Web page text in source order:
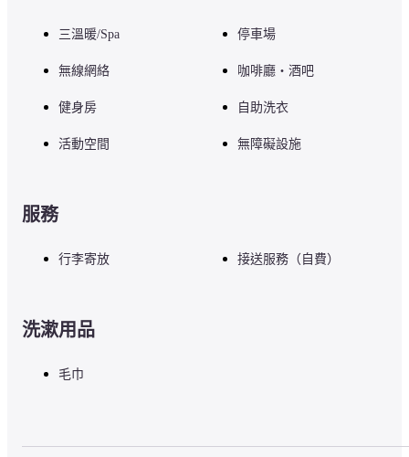
三溫暖/Spa 停車場
無線網絡 咖啡廳・酒吧
健身房 自助洗衣
活動空間 無障礙設施
服務
行李寄放 接送服務（自費）
洗漱用品
毛巾